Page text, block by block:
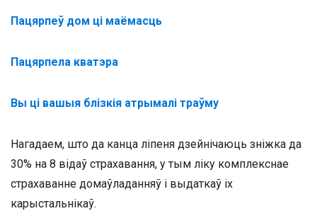
Пацярпеў дом ці маёмасць
Пацярпела кватэра
Вы ці вашыя блізкія атрымалі траўму
Нагадаем, што да канца ліпеня дзейнічаюць зніжка да
30% на 8 відаў страхавання, у тым ліку комплекснае
страхаванне домаўладанняў і выдаткаў іх
карыстальнікаў.